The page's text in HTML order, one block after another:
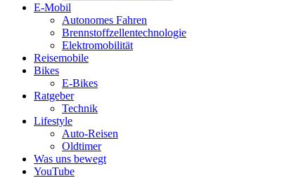
E-Mobil
Autonomes Fahren
Brennstoffzellentechnologie
Elektromobilität
Reisemobile
Bikes
E-Bikes
Ratgeber
Technik
Lifestyle
Auto-Reisen
Oldtimer
Was uns bewegt
YouTube